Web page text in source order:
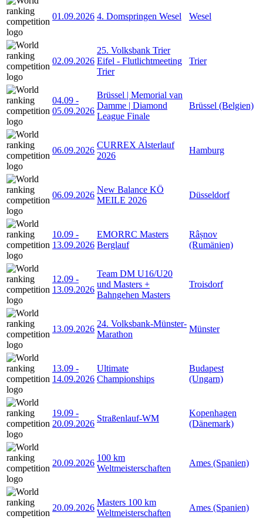
01.09.2026 4. Domspringen Wesel Wesel
02.09.2026
25. Volksbank Trier
Eifel - Flutlichtmeeting
Trier
Trier
04.09 -
05.09.2026
Brüssel | Memorial van
Damme | Diamond
League Finale
Brüssel (Belgien)
06.09.2026
CURREX Alsterlauf
2026
Hamburg
06.09.2026
New Balance KÖ
MEILE 2026
Düsseldorf
10.09 -
13.09.2026
EMORRC Masters
Berglauf
Râșnov
(Rumänien)
12.09 -
13.09.2026
Team DM U16/U20
und Masters +
Bahngehen Masters
Troisdorf
13.09.2026
24. Volksbank-Münster-
Marathon
Münster
13.09 -
14.09.2026
Ultimate
Championships
Budapest
(Ungarn)
19.09 -
20.09.2026
Straßenlauf-WM
Kopenhagen
(Dänemark)
20.09.2026
100 km
Weltmeisterschaften
Ames (Spanien)
20.09.2026
Masters 100 km
Weltmeisterschaften
Ames (Spanien)